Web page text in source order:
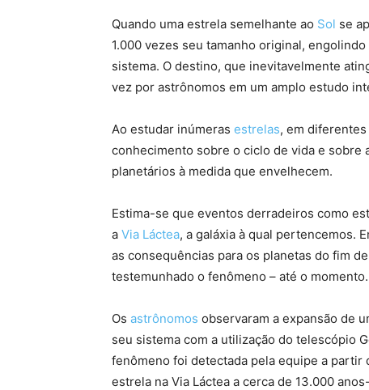
Quando uma estrela semelhante ao Sol se
1.000 vezes seu tamanho original,
sistema. O destino, que inevitavelmente
vez por astrônomos em um amplo estudo
Ao estudar inúmeras estrelas, em
conhecimento sobre o ciclo de vida e sobre
planetários à medida que envelhecem.
Estima-se que eventos derradeiros como
a Via Láctea, a galáxia à qual pertencemos.
as consequências para os planetas do fim
testemunhado o fenômeno – até o momento.
Os astrônomos observaram a expansão de
seu sistema com a utilização do telescópio
fenômeno foi detectada pela equipe a partir
estrela na Via Láctea a cerca de 13.000